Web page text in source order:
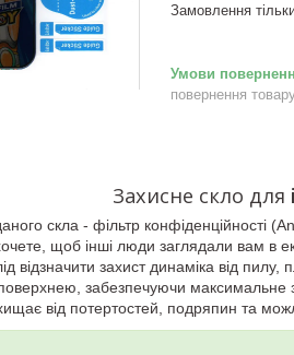
Замовлення
повернення
Захисне скло для
скла - фільтр конфіденційності
щоб інші люди заглядали вам в
відзначити захист динаміка від
забезпечуючи
від потертостей, подряпин та